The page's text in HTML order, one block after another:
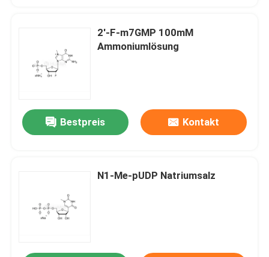
2'-F-m7GMP 100mM
Ammoniumlösung
Bestpreis Kontakt
N1-Me-pUDP Natriumsalz